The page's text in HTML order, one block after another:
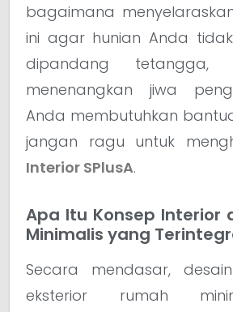
bagaimana
ini agar hunian Anda
dipandang tetangga,
menenangkan jiwa
Anda membutuhkan
jangan ragu untuk
Interior SPlusA.
Apa Itu Konsep Interior
Minimalis yang
Secara mendasar,
eksterior rumah